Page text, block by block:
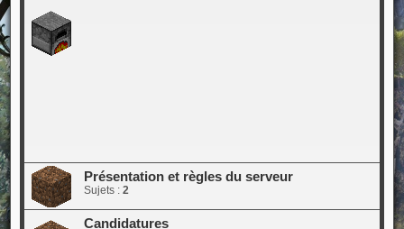
Présentation et règles du serveur
Sujets : 2
Candidatures